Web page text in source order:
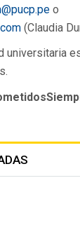
o
(Claudia
universitaria